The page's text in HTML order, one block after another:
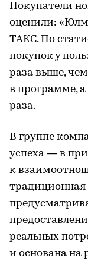
Покупатели
оценили:
ТАКС. По
покупок у
раза выше, чем
в программе,
раза.
В группе
успеха — в
к
традиционная
реальных
и основана на